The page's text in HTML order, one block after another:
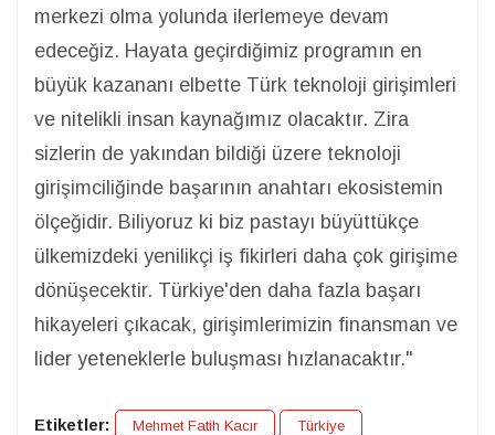
merkezi olma yolunda ilerlemeye devam
edeceğiz. Hayata geçirdiğimiz programın en
büyük kazananı elbette Türk teknoloji girişimleri
ve nitelikli insan kaynağımız olacaktır. Zira
sizlerin de yakından bildiği üzere teknoloji
girişimciliğinde başarının anahtarı ekosistemin
ölçeğidir. Biliyoruz ki biz pastayı büyüttükçe
ülkemizdeki yenilikçi iş fikirleri daha çok girişime
dönüşecektir. Türkiye'den daha fazla başarı
hikayeleri çıkacak, girişimlerimizin finansman ve
lider yeteneklerle buluşması hızlanacaktır."
Etiketler: Mehmet Fatih Kacır Türkiye